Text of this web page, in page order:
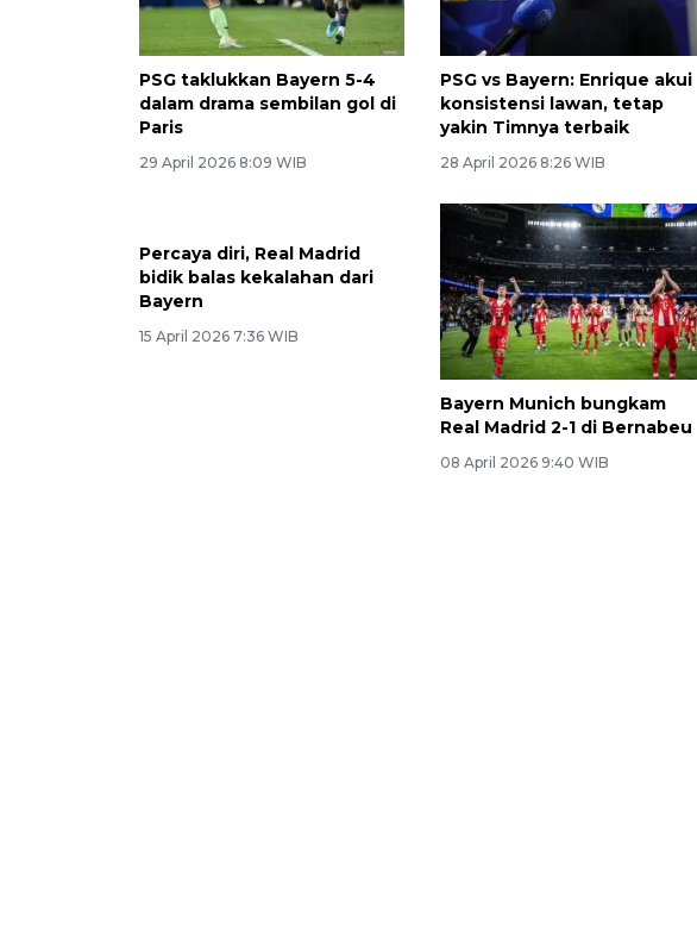
PSG taklukkan Bayern 5-4
dalam drama sembilan gol di
Paris
29 April 2026 8:09 WIB
PSG vs Bayern: Enrique akui
konsistensi lawan, tetap
yakin Timnya terbaik
28 April 2026 8:26 WIB
Percaya diri, Real Madrid
bidik balas kekalahan dari
Bayern
15 April 2026 7:36 WIB
Bayern Munich bungkam
Real Madrid 2-1 di Bernabeu
08 April 2026 9:40 WIB